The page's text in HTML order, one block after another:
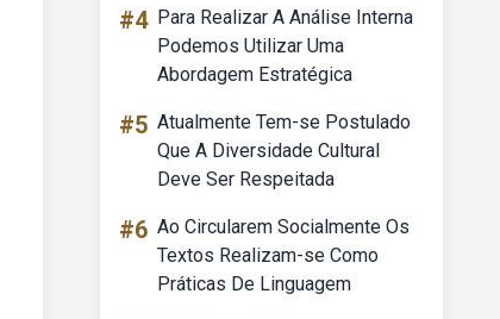
#4 Para Realizar A Análise Interna
Podemos Utilizar Uma
Abordagem Estratégica
#5 Atualmente Tem-se Postulado
Que A Diversidade Cultural
Deve Ser Respeitada
#6 Ao Circularem Socialmente Os
Textos Realizam-se Como
Práticas De Linguagem